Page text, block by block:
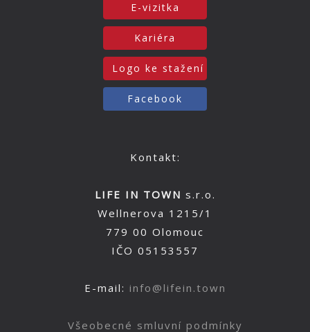
E-vizitka
Kariéra
Logo ke stažení
Facebook
Kontakt:
LIFE IN TOWN s.r.o.
Wellnerova 1215/1
779 00 Olomouc
IČO 05153557
E-mail: info@lifein.town
Všeobecné smluvní podmínky